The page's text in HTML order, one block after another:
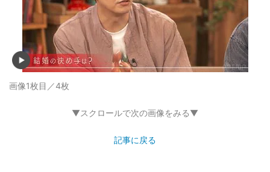
画像1枚目／4枚
▼スクロールで次の画像をみる▼
記事に戻る